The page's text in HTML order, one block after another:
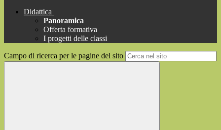
Didattica
Panoramica
Offerta formativa
I progetti delle classi
Campo di ricerca per le pagine del sito